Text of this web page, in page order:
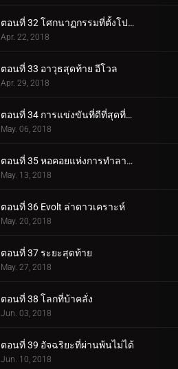
ตอนที่ 32 โศกนาฏกรรมที่ตั้งโปรแกรมไว้
Apr. 22, 2018
ตอนที่ 33 อาวุธสุดท้าย อีโวล
Apr. 29, 2018
ตอนที่ 34 การแข่งขันที่ดีที่สุดที่แยกจากกัน
May. 06, 2018
ตอนที่ 35 หอคอยแห่งการทำลายล้าง
May. 13, 2018
ตอนที่ 36 Evolt ล่าดาวเคราะห์
May. 20, 2018
ตอนที่ 37 ระยะสุดท้าย
May. 27, 2018
ตอนที่ 38 โลกที่บ้าคลั่ง
Jun. 03, 2018
ตอนที่ 39 อัจฉริยะที่ผ่านพ้นไม่ได้
Jun. 10, 2018